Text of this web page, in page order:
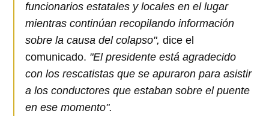
funcionarios estatales y locales en el lugar
mientras continúan recopilando información
sobre la causa del colapso", dice el
comunicado. "El presidente está agradecido
con los rescatistas que se apuraron para asistir
a los conductores que estaban sobre el puente
en ese momento".